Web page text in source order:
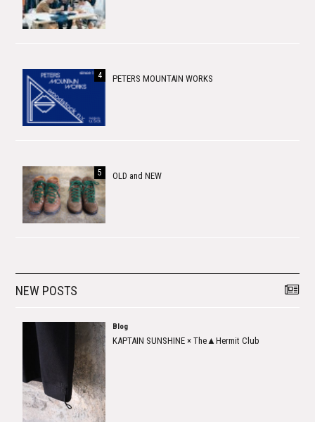
PETERS MOUNTAIN WORKS
OLD and NEW
NEW POSTS
Blog
KAPTAIN SUNSHINE × The▲Hermit Club